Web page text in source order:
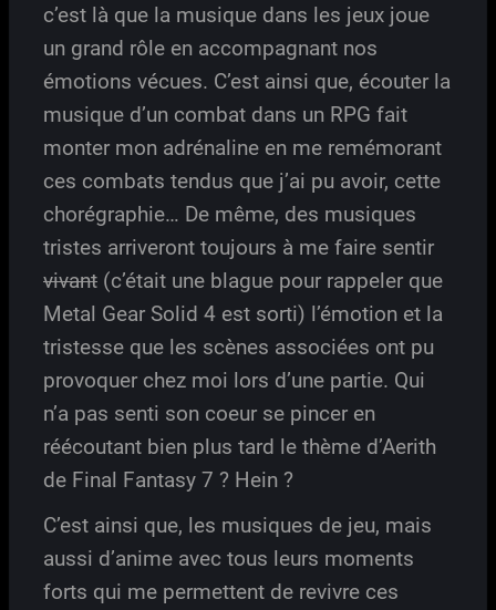
c’est là que la musique dans les jeux joue
un grand rôle en accompagnant nos
émotions vécues. C’est ainsi que, écouter la
musique d’un combat dans un RPG fait
monter mon adrénaline en me remémorant
ces combats tendus que j’ai pu avoir, cette
chorégraphie… De même, des musiques
tristes arriveront toujours à me faire sentir
vivant (c’était une blague pour rappeler que
Metal Gear Solid 4 est sorti) l’émotion et la
tristesse que les scènes associées ont pu
provoquer chez moi lors d’une partie. Qui
n’a pas senti son coeur se pincer en
réécoutant bien plus tard le thème d’Aerith
de Final Fantasy 7 ? Hein ?
C’est ainsi que, les musiques de jeu, mais
aussi d’anime avec tous leurs moments
forts qui me permettent de revivre ces